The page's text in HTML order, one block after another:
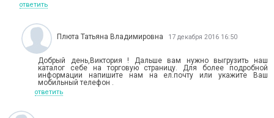
ответить
Плюта Татьяна Владимировна 17 декабря 2016 16:50
Добрый день,Виктория ! Дальше вам нужно выгрузить наш
каталог себе на торговую страницу. Для более подробной
информации напишите нам на ел.почту или укажите Ваш
мобильный телефон .
ответить